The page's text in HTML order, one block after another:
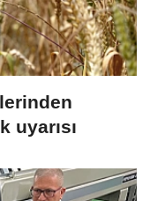
uyarısı